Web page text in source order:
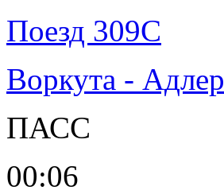
Поезд 309С
Воркута - Адлер
ПАСС
00:06